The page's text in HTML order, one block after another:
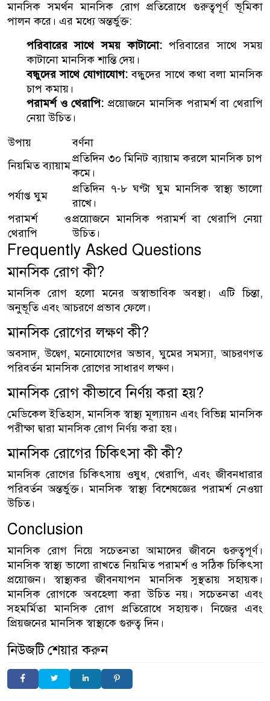
মানসিক সমর্থন মানসিক রোগ প্রতিরোধে গুরুত্বপূর্ণ ভূমিকা
পালন করে। এর মধ্যে অন্তর্ভুক্ত:
পরিবারের সাথে সময় কাটানো: পরিবারের সাথে সময়
কাটানো মানসিক শান্তি দেয়।
বন্ধুদের সাথে যোগাযোগ: বন্ধুদের সাথে কথা বলা মানসিক
চাপ কমায়।
পরামর্শ ও থেরাপি: প্রয়োজনে মানসিক পরামর্শ বা থেরাপি
নেয়া উচিত।
উপায়
বর্ণনা
নিয়মিত ব্যায়াম
প্রতিদিন ৩০ মিনিট ব্যায়াম করলে মানসিক চাপ
কমে।
পর্যাপ্ত ঘুম
প্রতিদিন ৭-৮ ঘণ্টা ঘুম মানসিক স্বাস্থ্য ভালো
রাখে।
পরামর্শ ও
থেরাপি
প্রয়োজনে মানসিক পরামর্শ বা থেরাপি নেয়া
উচিত।
Frequently Asked Questions
মানসিক রোগ কী?
মানসিক রোগ হলো মনের অস্বাভাবিক অবস্থা। এটি চিন্তা,
অনুভূতি এবং আচরণে প্রভাব ফেলে।
মানসিক রোগের লক্ষণ কী?
অবসাদ, উদ্বেগ, মনোযোগের অভাব, ঘুমের সমস্যা, আচরণগত
পরিবর্তন মানসিক রোগের সাধারণ লক্ষণ।
মানসিক রোগ কীভাবে নির্ণয় করা হয়?
মেডিকেল ইতিহাস, মানসিক স্বাস্থ্য মূল্যায়ন এবং বিভিন্ন মানসিক
পরীক্ষা দ্বারা মানসিক রোগ নির্ণয় করা হয়।
মানসিক রোগের চিকিৎসা কী কী?
মানসিক রোগের চিকিৎসায় ওষুধ, থেরাপি, এবং জীবনধারার
পরিবর্তন অন্তর্ভুক্ত। মানসিক স্বাস্থ্য বিশেষজ্ঞের পরামর্শ নেওয়া
উচিত।
Conclusion
মানসিক রোগ নিয়ে সচেতনতা আমাদের জীবনে গুরুত্বপূর্ণ।
মানসিক স্বাস্থ্য ভালো রাখতে নিয়মিত পরামর্শ ও সঠিক চিকিৎসা
প্রয়োজন। স্বাস্থ্যকর জীবনযাপন মানসিক সুস্থতায় সহায়ক।
মানসিক রোগকে অবহেলা করা উচিত নয়। সচেতনতা এবং
সহমর্মিতা মানসিক রোগ প্রতিরোধে সহায়ক। নিজের এবং
প্রিয়জনের মানসিক স্বাস্থ্যকে গুরুত্ব দিন।
নিউজটি শেয়ার করুন